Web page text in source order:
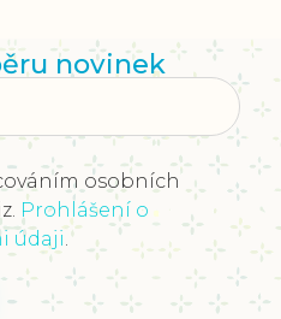
novinek
osobních
Prohlášení o
údaji.